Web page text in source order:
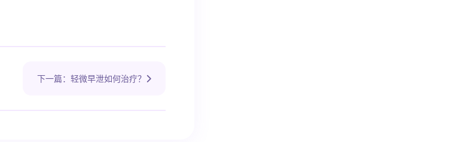
下一篇：轻微早泄如何治疗？